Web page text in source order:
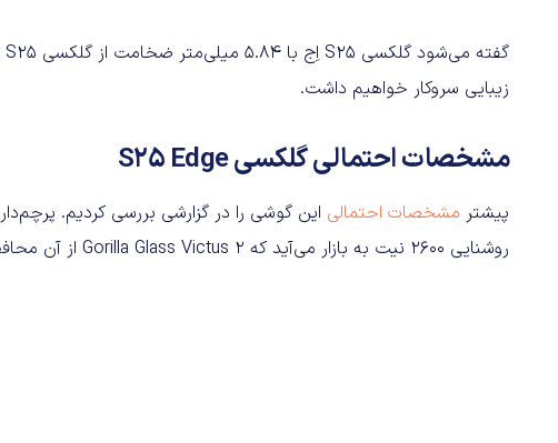
زیبایی سروکار خواهیم داشت.
مشخصات احتمالی گلکسی S25 Edge
پیشتر مشخصات احتمالی
روشنایی 2600 نیت به بازار می‌آید که Gorilla Glass Victus 2 از آن محافظت می‌کند.